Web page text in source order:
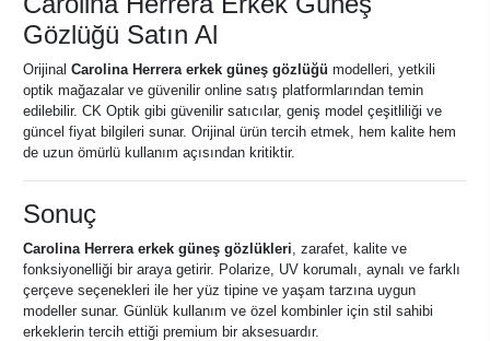
Gözlüğü Satın Al
Orijinal Carolina Herrera erkek güneş gözlüğü modelleri, yetkili
optik mağazalar ve güvenilir online satış platformlarından temin
edilebilir. CK Optik gibi güvenilir satıcılar, geniş model çeşitliliği ve
güncel fiyat bilgileri sunar. Orijinal ürün tercih etmek, hem kalite hem
de uzun ömürlü kullanım açısından kritiktir.
Sonuç
Carolina Herrera erkek güneş gözlükleri, zarafet, kalite ve
fonksiyonelliği bir araya getirir. Polarize, UV korumalı, aynalı ve farklı
çerçeve seçenekleri ile her yüz tipine ve yaşam tarzına uygun
modeller sunar. Günlük kullanım ve özel kombinler için stil sahibi
erkeklerin tercih ettiği premium bir aksesuardır.